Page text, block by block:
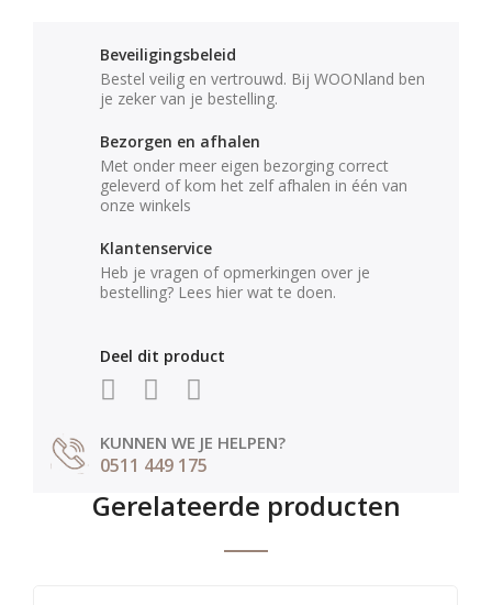
Beveiligingsbeleid
Bestel veilig en vertrouwd. Bij WOONland ben
je zeker van je bestelling.
Bezorgen en afhalen
Met onder meer eigen bezorging correct
geleverd of kom het zelf afhalen in één van
onze winkels
Klantenservice
Heb je vragen of opmerkingen over je
bestelling? Lees hier wat te doen.
Deel dit product
KUNNEN WE JE HELPEN?
0511 449 175
Gerelateerde producten